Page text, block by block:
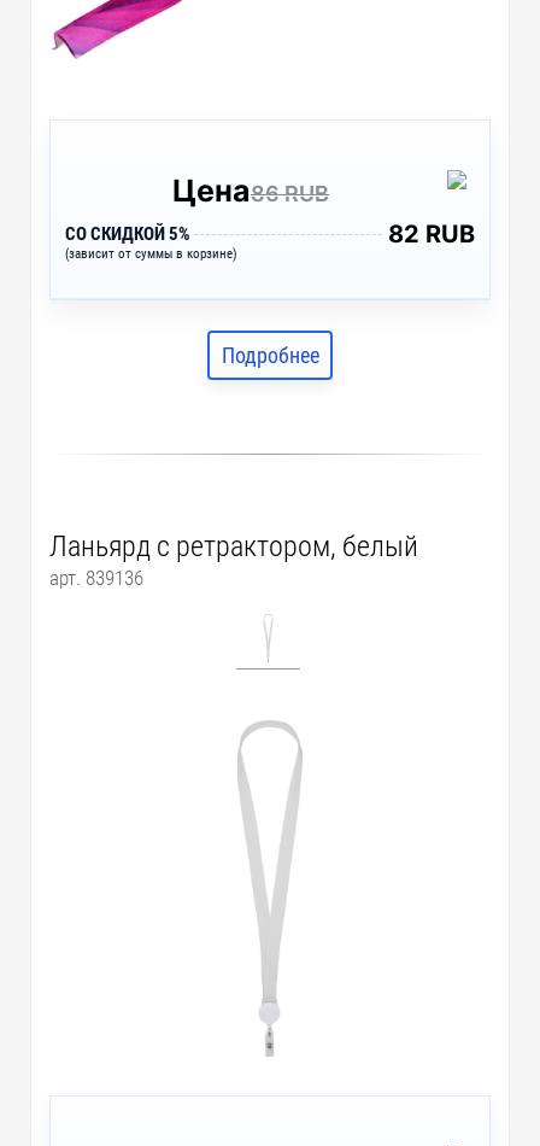
Цена86 RUB
СО СКИДКОЙ 5%
(зависит от суммы в корзине)
82 RUB
Подробнее
Ланьярд с ретрактором, белый
арт. 839136